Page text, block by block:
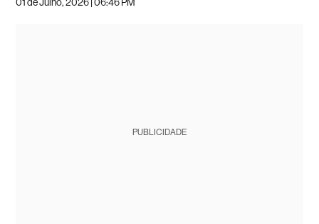
01 de Julho, 2026 | 06:46 PM
PUBLICIDADE